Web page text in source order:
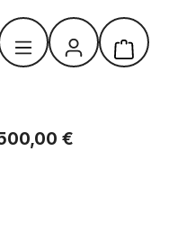
€